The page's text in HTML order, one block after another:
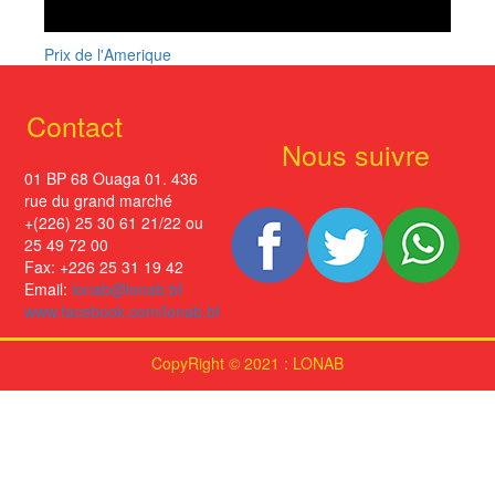
Prix de l'Amerique
Contact
01 BP 68 Ouaga 01. 436
rue du grand marché
+(226) 25 30 61 21/22 ou
25 49 72 00
Fax: +226 25 31 19 42
Email: lonab@lonab.bf
www.facebook.com/lonab.bf
Nous suivre
CopyRight © 2021 : LONAB